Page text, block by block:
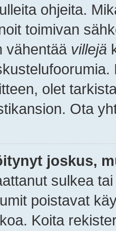
ohjeita.
toimivan
vähentää villejä
olet
Ota
joskus,
sulkea
poistavat
Koita